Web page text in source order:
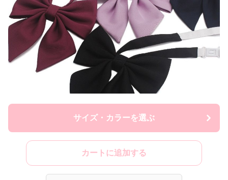
サイズ・カラーを選ぶ
カートに追加する